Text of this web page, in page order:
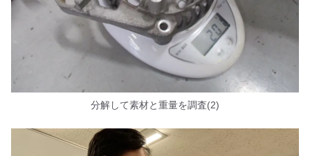
分解して素材と重量を調査(2)